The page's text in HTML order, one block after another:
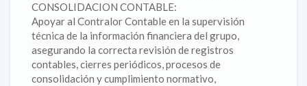
CONSOLIDACION CONTABLE:
Apoyar al Contralor Contable en la supervisión
técnica de la información financiera del grupo,
asegurando la correcta revisión de registros
contables, cierres periódicos, procesos de
consolidación y cumplimiento normativo,